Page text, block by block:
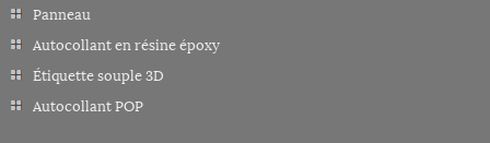
Panneau
Autocollant en résine époxy
Étiquette souple 3D
Autocollant POP